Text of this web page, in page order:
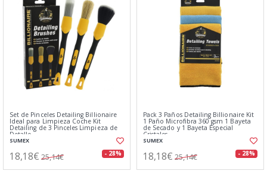
Set de Pinceles Detailing Billionaire
Ideal para Limpieza Coche Kit
Detailing de 3 Pinceles Limpieza de
Detalle
SUMEX
18,18€ 25,14€ - 28%
Pack 3 Paños Detailing Billionaire Kit
1 Paño Microfibra 360 gsm 1 Bayeta
de Secado y 1 Bayeta Especial
Cristales
SUMEX
18,18€ 25,14€ - 28%